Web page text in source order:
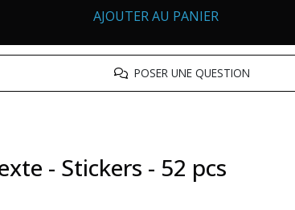
AJOUTER AU PANIER
POSER UNE QUESTION
- Stickers - 52 pcs